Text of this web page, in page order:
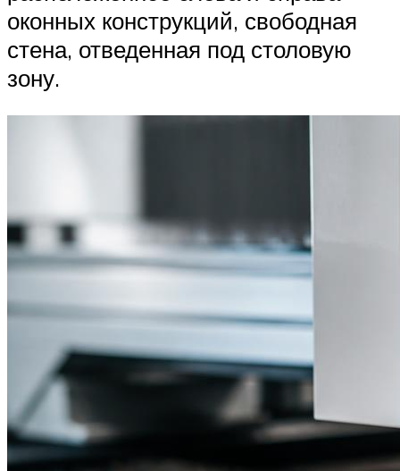
оконных конструкций, свободная
стена, отведенная под столовую
зону.